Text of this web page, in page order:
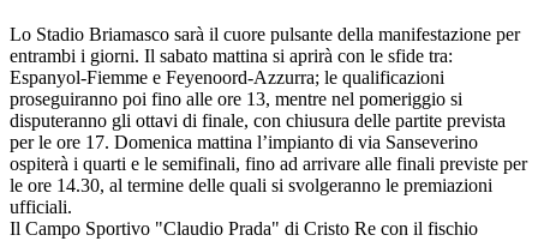
Lo Stadio Briamasco sarà il cuore pulsante della manifestazione per
entrambi i giorni. Il sabato mattina si aprirà con le sfide tra:
Espanyol-Fiemme e Feyenoord-Azzurra; le qualificazioni
proseguiranno poi fino alle ore 13, mentre nel pomeriggio si
disputeranno gli ottavi di finale, con chiusura delle partite prevista
per le ore 17. Domenica mattina l’impianto di via Sanseverino
ospiterà i quarti e le semifinali, fino ad arrivare alle finali previste per
le ore 14.30, al termine delle quali si svolgeranno le premiazioni
ufficiali.
Il Campo Sportivo "Claudio Prada" di Cristo Re con il fischio